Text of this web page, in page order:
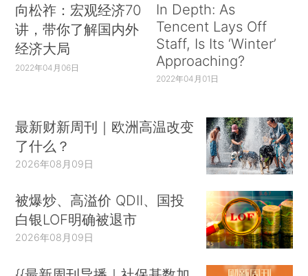
向松祚：宏观经济70
讲，带你了解国内外
经济大局
2022年04月06日
In Depth: As
Tencent Lays Off
Staff, Is Its ‘Winter’
Approaching?
2022年04月01日
最新财新周刊｜欧洲高温改变
了什么？
2026年08月09日
被爆炒、高溢价 QDII、国投
白银LOF明确被退市
2026年08月09日